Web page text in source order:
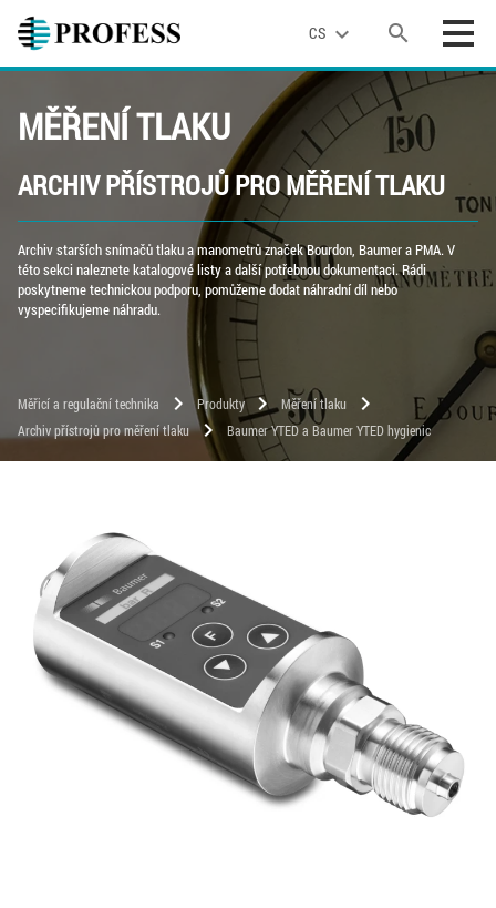
CS expand_more search
MĚŘENÍ TLAKU
ARCHIV PŘÍSTROJŮ PRO MĚŘENÍ TLAKU
Archiv starších snímačů tlaku a manometrů značek Bourdon, Baumer a PMA. V
této sekci naleznete katalogové listy a další potřebnou dokumentaci. Rádi
poskytneme technickou podporu, pomůžeme dodat náhradní díl nebo
vyspecifikujeme náhradu.
Měřicí a regulační technika chevron_right Produkty chevron_right Měření tlaku chevron_right
Archiv přístrojů pro měření tlaku chevron_right Baumer YTED a Baumer YTED hygienic